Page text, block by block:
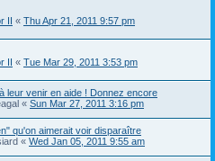
II « Thu Apr 21, 2011 9:57 pm
II « Tue Mar 29, 2011 3:53 pm
leur venir en aide ! Donnez encore
« Sun Mar 27, 2011 3:16 pm
qu'on aimerait voir disparaître
« Wed Jan 05, 2011 9:55 am